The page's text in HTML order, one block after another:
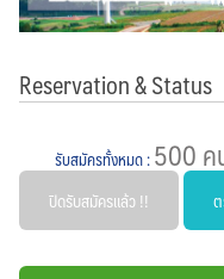
Reservation & Status
รับสมัครทั้งหมด:500
ปิดรับสมัครแล้ว !!